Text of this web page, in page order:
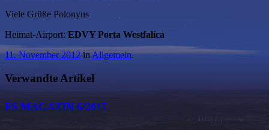
Viele Grüße Polonyus
Heimat-Airport: EDVY Porta Westfalica
11. November 2012inAllgemein.
Verwandte Artikel
FS MAGAZIN 6/2017